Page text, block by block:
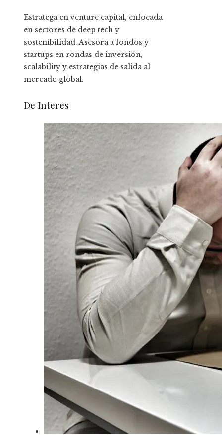
Estratega en venture capital, enfocada
en sectores de deep tech y
sostenibilidad. Asesora a fondos y
startups en rondas de inversión,
scalability y estrategias de salida al
mercado global.
De Interes